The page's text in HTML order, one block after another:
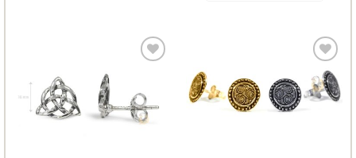
Ajouter
aux
favoris
Ajouter